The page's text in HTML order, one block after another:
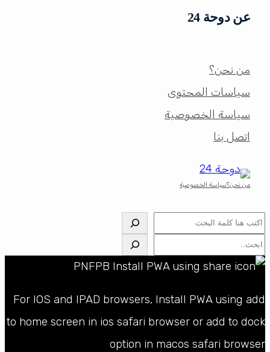
عن دوحة 24
من نحن؟
سياسات المحتوى
سياسة الخصوصية
اتصل بنا
من نحن؟سياسة الخصوصية
البحث
البحث
For IOS and IPAD browsers, Install PWA using add
to home screen in ios safari browser or add to dock
option in macos safari browser